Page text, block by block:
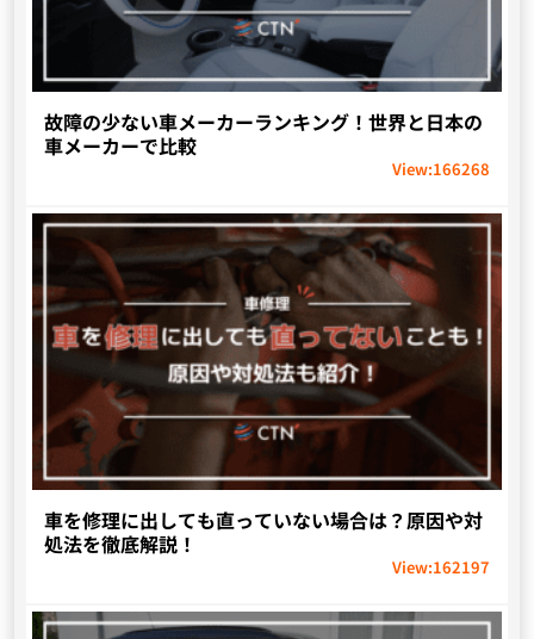
故障の少ない車メーカーランキング！世界と日本の
車メーカーで比較
View:166268
車を修理に出しても直っていない場合は？原因や対
処法を徹底解説！
View:162197